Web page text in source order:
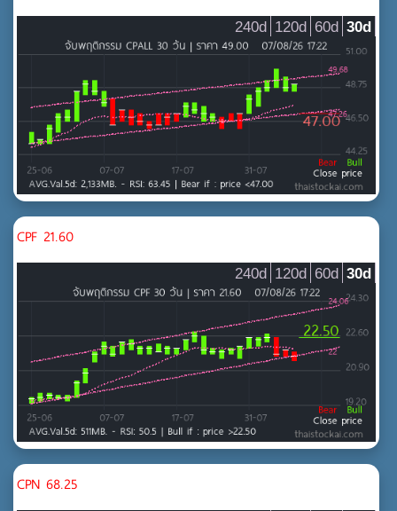
30d
60d
120d
240d
CPF 21.60
30d
60d
120d
240d
CPN 68.25